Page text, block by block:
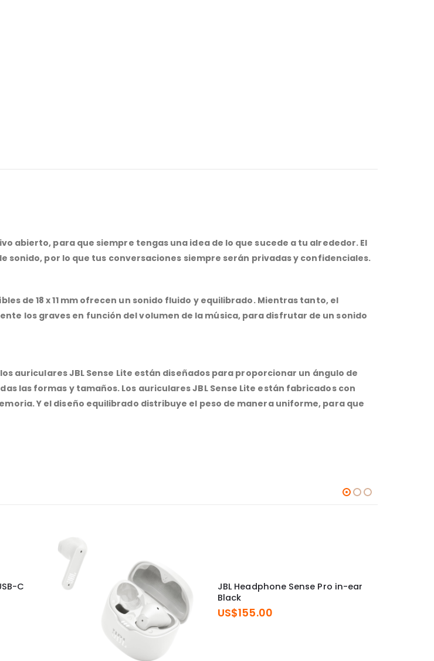
abierto, para que siempre tengas una idea de lo que sucede a tu alrededor. El
sonido, por lo que tus conversaciones siempre serán privadas y confidenciales.
de 18 x 11 mm ofrecen un sonido fluido y equilibrado. Mientras tanto, el
los graves en función del volumen de la música, para disfrutar de un sonido
auriculares JBL Sense Lite están diseñados para proporcionar un ángulo de
las formas y tamaños. Los auriculares JBL Sense Lite están fabricados con
Y el diseño equilibrado distribuye el peso de manera uniforme, para que
C
JBL Headphone Sense Pro in-ear
Black
US$155.00